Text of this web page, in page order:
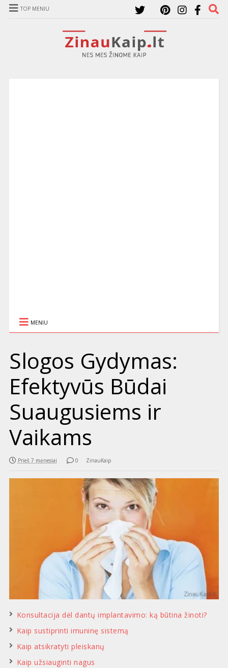
TOP MENIU
MENIU
Slogos Gydymas:
Efektyvūs Būdai
Suaugusiems ir
Vaikams
Prieš 7 mėnesiai 0 ZinauKaip
Konsultacija dėl dantų implantavimo: ką būtina žinoti?
Kaip sustiprinti imuninę sistemą
Kaip atsikratyti pleiskanų
Kaip užsiauginti nagus